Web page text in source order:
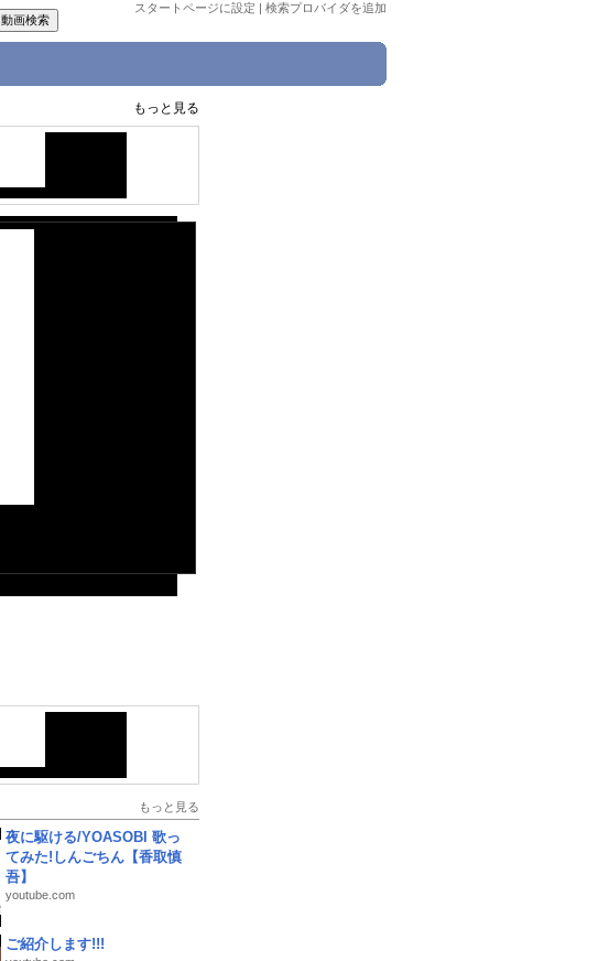
スタートページに設定 | 検索プロバイダを追加
もっと見る
もっと見る
夜に駆ける/YOASOBI 歌っ
てみた!しんごちん【香取慎
吾】
youtube.com
ご紹介します!!!